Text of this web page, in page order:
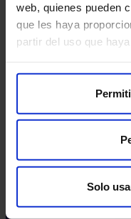
web, quienes pueden
que les haya
partir del uso que
Solo
Fundación HM​
Centro Universitario
Instituto HM Hospitales​
HM CINAC​
Enlaces de interés
Aseguradoras y mutuas​
Preguntas frecuentes​